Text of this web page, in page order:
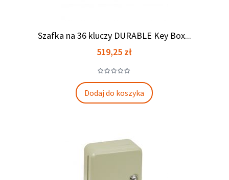
Szafka na 36 kluczy DURABLE Key Box...
Cena
519,25 zł
Dodaj do koszyka